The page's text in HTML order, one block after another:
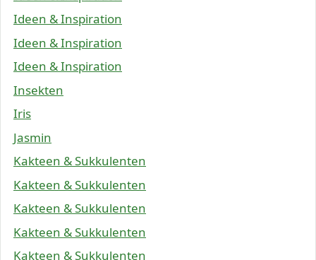
Ideen & Inspiration
Ideen & Inspiration
Ideen & Inspiration
Insekten
Iris
Jasmin
Kakteen & Sukkulenten
Kakteen & Sukkulenten
Kakteen & Sukkulenten
Kakteen & Sukkulenten
Kakteen & Sukkulenten